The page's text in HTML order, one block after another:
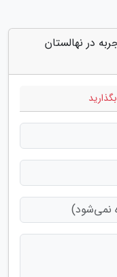
در نهالستان